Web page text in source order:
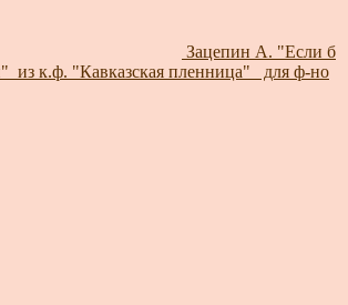
Зацепин А. "Если б
к.ф. "Кавказская пленница"_ для ф-но